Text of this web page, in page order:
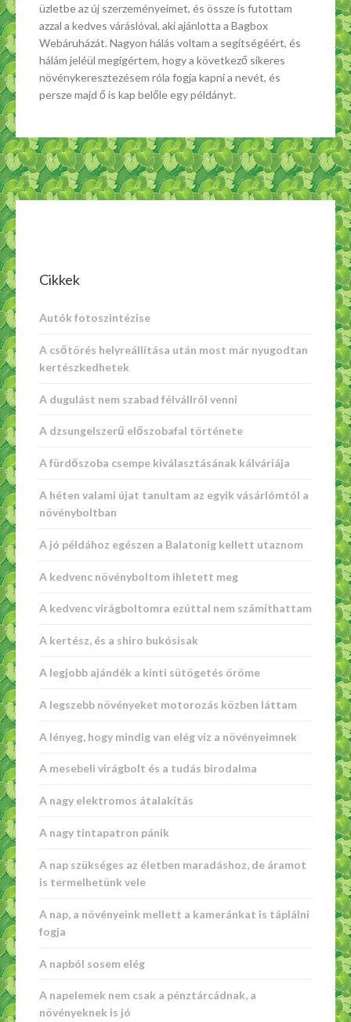
üzletbe az új szerzeményeimet, és össze is futottam
azzal a kedves váráslóval, aki ajánlotta a Bagbox
Webáruházát. Nagyon hálás voltam a segítségéért, és
hálám jeléül megígértem, hogy a következő sikeres
növénykeresztezésem róla fogja kapni a nevét, és
persze majd ő is kap belőle egy példányt.
Cikkek
Autók fotoszintézise
A csőtörés helyreállítása után most már nyugodtan
kertészkedhetek
A dugulást nem szabad félvállról venni
A dzsungelszerű előszobafal története
A fürdőszoba csempe kiválasztásának kálváriája
A héten valami újat tanultam az egyik vásárlómtól a
növényboltban
A jó példához egészen a Balatonig kellett utaznom
A kedvenc növényboltom ihletett meg
A kedvenc virágboltomra ezúttal nem számíthattam
A kertész, és a shiro bukósisak
A legjobb ajándék a kinti sütögetés öröme
A legszebb növényeket motorozás közben láttam
A lényeg, hogy mindig van elég víz a növényeimnek
A mesebeli virágbolt és a tudás birodalma
A nagy elektromos átalakítás
A nagy tintapatron pánik
A nap szükséges az életben maradáshoz, de áramot
is termelhetünk vele
A nap, a növényeink mellett a kameránkat is táplálni
fogja
A napból sosem elég
A napelemek nem csak a pénztárcádnak, a
növényeknek is jó